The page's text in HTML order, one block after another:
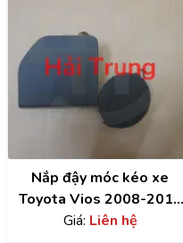
Nắp đậy móc kéo xe
Toyota Vios 2008-2018
giá rẻ
Giá: Liên hệ